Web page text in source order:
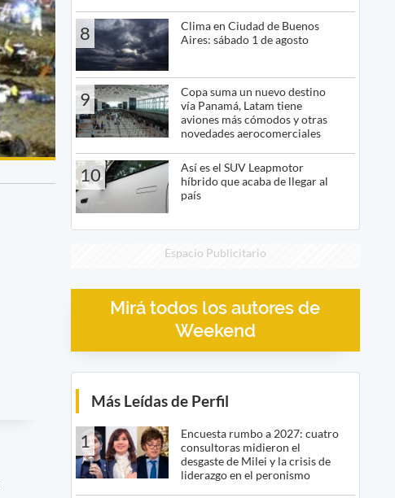
8
Clima en Ciudad de Buenos
Aires: sábado 1 de agosto
9
Copa suma un nuevo destino
vía Panamá, Latam tiene
aviones más cómodos y otras
novedades aerocomerciales
10
Así es el SUV Leapmotor
híbrido que acaba de llegar al
país
Espacio Publicitario
Mirá todos los autores de
Weekend
Más Leídas de Perfil
1
Encuesta rumbo a 2027: cuatro
consultoras midieron el
desgaste de Milei y la crisis de
liderazgo en el peronismo